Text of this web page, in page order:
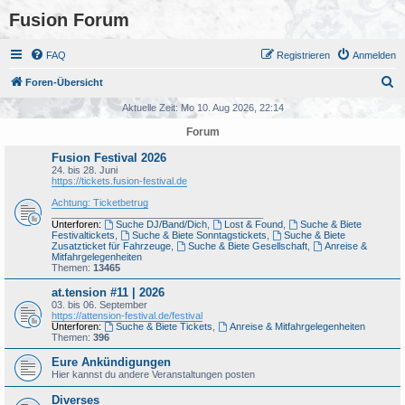
Fusion Forum
FAQ Anmelden
Registrieren
Foren-Übersicht
Aktuelle Zeit: Mo 10. Aug 2026, 22:14
Forum
Fusion Festival 2026
24. bis 28. Juni
https://tickets.fusion-festival.de
Achtung: Ticketbetrug
Unterforen:
Suche DJ/Band/Dich, Lost & Found,
Suche & Biete
Festivaltickets
Suche & Biete Sonntagstickets
Suche & Biete
Zusatzticket für Fahrzeuge
Suche & Biete Gesellschaft,
Anreise &
Mitfahrgelegenheiten
Themen: 13465
at.tension #11 | 2026
03. bis 06. September
https://attension-festival.de/festival
Unterforen:
Suche & Biete Tickets
Anreise & Mitfahrgelegenheiten
Themen: 396
Eure Ankündigungen
Hier kannst du andere Veranstaltungen posten
Diverses